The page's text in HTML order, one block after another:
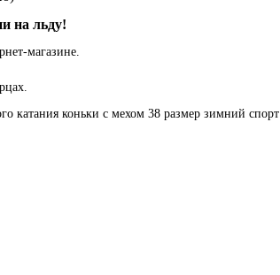
на льду!
магазине.
катания коньки с мехом 38 размер зимний спорт